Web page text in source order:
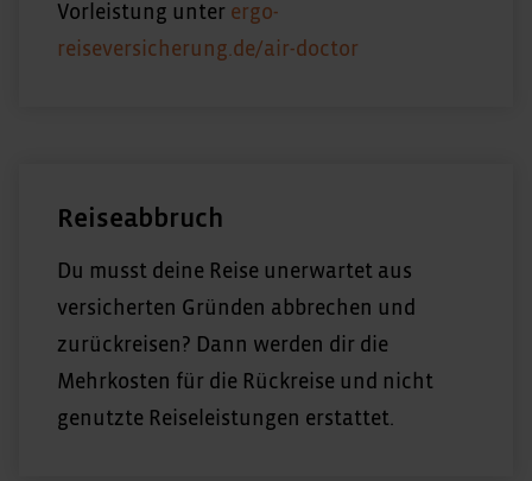
Vorleistung unter ergo-
reiseversicherung.de/air-doctor
Reiseabbruch
Du musst deine Reise unerwartet aus
versicherten Gründen abbrechen und
zurückreisen? Dann werden dir die
Mehrkosten für die Rückreise und nicht
genutzte Reiseleistungen erstattet.